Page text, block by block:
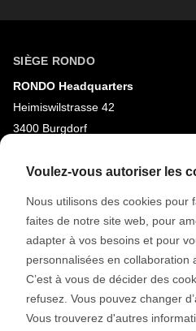
SIÈGE RONDO
RONDO Headquarters
Heimiswilstrasse 42
3400 Burgdorf
MÉDIAS SOCIAUX
LinkedIn
Youtube
Instagram
Google Reviews
Voulez-vous autoriser les
Nous utilisons des cookies pour
faites de notre site web, pour
adapter à vos besoins et pour
personnalisées en collaboration
C’est à vous de décider des
refusez. Vous pouvez changer
Vous trouverez d'autres